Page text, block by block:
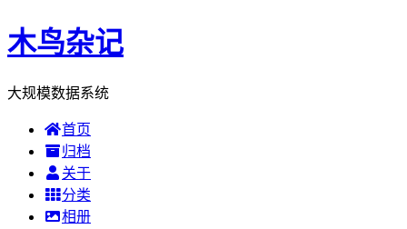
木鸟杂记
大规模数据系统
首页
归档
关于
分类
相册